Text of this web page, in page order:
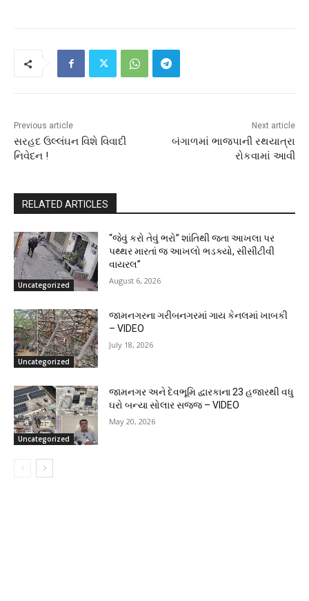
Previous article
સરહદ ઉલ્લંઘન વિશે વિવાદી
નિવેદન !
Next article
બંગાળમાં ભાજપાની રથયાત્રા
રોકવામાં આવી
RELATED ARTICLES
Uncategorized
“જેવું કરો તેવું ભરો” શાંતિથી જતા આખલા પર
પથ્થર મારતાં જ આખલો ભડક્યો, સીસીટીવી
વાયરલ”
August 6, 2026
Uncategorized
જામનગરના ગરીબનગરમાં ગાય કેનલમાં ખાબકી
– VIDEO
July 18, 2026
Uncategorized
જામનગર અને દેવભૂમિ દ્વારકાના 23 હજારથી વધુ
ઘરો બન્યા સોલાર સજ્જ – VIDEO
May 20, 2026